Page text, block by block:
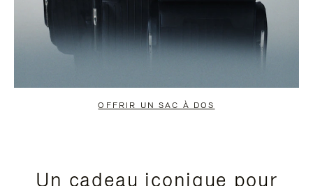
OFFRIR UN SAC À DOS
Un cadeau iconique pour